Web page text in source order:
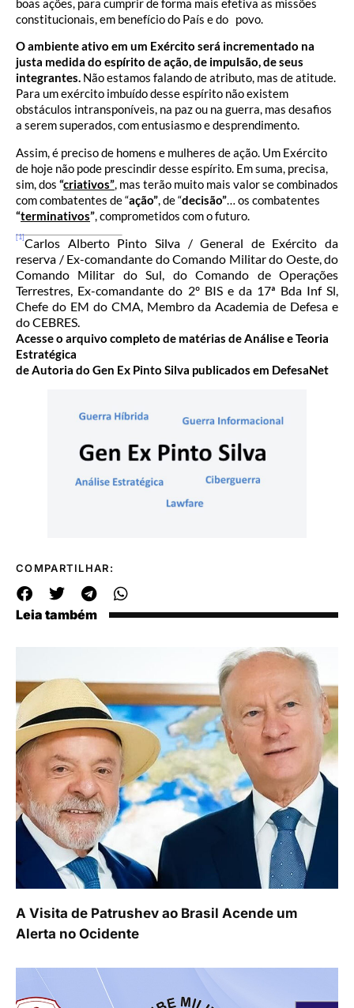
boas ações, para cumprir de forma mais efetiva as missões
constitucionais, em benefício do País e do povo.
O ambiente ativo em um Exército será incrementado na
justa medida do espírito de ação, de impulsão, de seus
integrantes. Não estamos falando de atributo, mas de atitude.
Para um exército imbuído desse espírito não existem
obstáculos intransponíveis, na paz ou na guerra, mas desafios
a serem superados, com entusiasmo e desprendimento.
Assim, é preciso de homens e mulheres de ação. Um Exército
de hoje não pode prescindir desse espírito. Em suma, precisa,
sim, dos “criativos” , mas terão muito mais valor se combinados
com combatentes de “ação” , de “decisão” … os combatentes
“terminativos” , comprometidos com o futuro.
[1]Carlos Alberto Pinto Silva / General de Exército da
reserva / Ex-comandante do Comando Militar do Oeste, do
Comando Militar do Sul, do Comando de Operações
Terrestres, Ex-comandante do 2º BIS e da 17ª Bda Inf Sl,
Chefe do EM do CMA, Membro da Academia de Defesa e
do CEBRES.
Acesse o arquivo completo de matérias de Análise e Teoria
Estratégica
de Autoria do Gen Ex Pinto Silva publicados em DefesaNet
COMPARTILHAR:
Leia também
A Visita de Patrushev ao Brasil Acende um
Alerta no Ocidente